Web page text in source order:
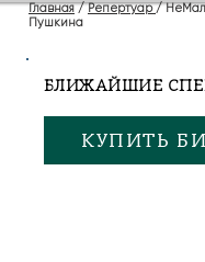
Главная/Репертуар/
Пушкина
БЛИЖАЙШИЕ
КУПИТЬ